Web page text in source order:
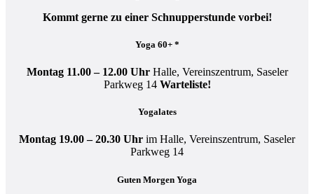
Kommt gerne zu einer Schnupperstunde vorbei!
Yoga 60+ *
Montag 11.00 – 12.00 UhrHalle, Vereinszentrum, Saseler
Parkweg 14 Warteliste!
Yogalates
Montag 19.00 – 20.30 Uhr im Halle, Vereinszentrum, Saseler
Parkweg 14
Guten Morgen Yoga